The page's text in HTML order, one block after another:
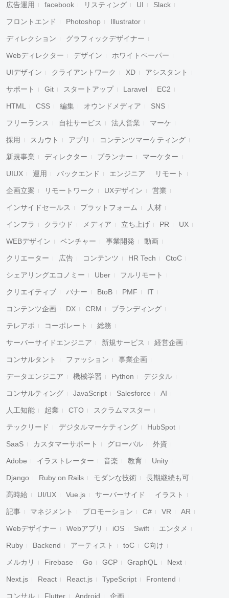
広告運用 facebook リスティング UI Slack
フロントエンド Photoshop Illustrator
ディレクション グラフィックデザイナー
Webディレクター デザイン ホワイトペーパー
UIデザイン クライアントワーク XD アシスタント
サポート Git スタートアップ Laravel EC2
HTML CSS 編集 オウンドメディア SNS
フリーランス 自社サービス 法人営業 マーケ
採用 スカウト アプリ コンテンツマーケティング
新規事業 ディレクター プランナー マーケター
UIUX 運用 バックエンド エンジニア リモート
企画立案 リモートワーク UXデザイン 営業
インサイドセールス プラットフォーム 人材
インフラ クラウド メディア 立ち上げ PR UX
WEBデザイン ベンチャー 事業開発 動画
クリエーター 広告 コンテンツ HR Tech CtoC
シェアリングエコノミー Uber フルリモート
クリエイティブ バナー BtoB PMF IT
コンテンツ企画 DX CRM ブランディング
テレアポ コーポレート 総務
サーバーサイドエンジニア 新規サービス 経営企画
コンサルタント ファッション 事業企画
データエンジニア 機械学習 Python デジタル
コンサルティング JavaScript Salesforce AI
人工知能 起業 CTO スクラムマスター
テックリード デジタルマーケティング HubSpot
SaaS カスタマーサポート グローバル 外資
Adobe イラストレーター 音楽 教育 Unity
Django Ruby on Rails モダンな技術 長期継続も可
高時給 UI/UX Vue.js サーバーサイド イラスト
記事 マネジメント プロモーション C# VR AR
Webデザイナー Webアプリ iOS Swift エンタメ
Ruby Backend アーティスト toC C向け
メルカリ Firebase Go GCP GraphQL Next
Next.js React React.js TypeScript Frontend
コンサル Flutter Android 企画